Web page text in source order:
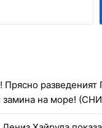
разведеният
замина на море!